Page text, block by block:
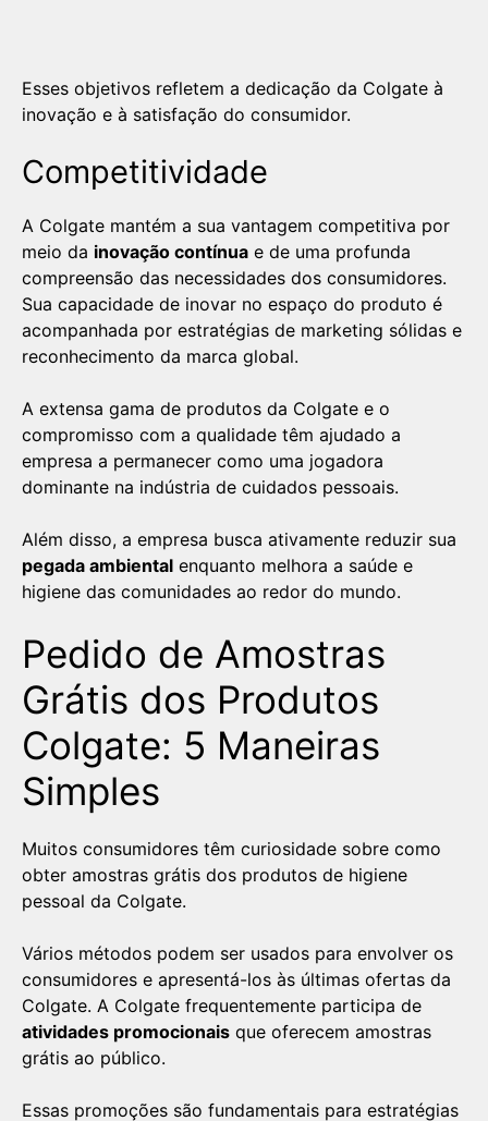
Esses objetivos refletem a dedicação da Colgate à
inovação e à satisfação do consumidor.
Competitividade
A Colgate mantém a sua vantagem competitiva por
meio da inovação contínua e de uma profunda
compreensão das necessidades dos consumidores.
Sua capacidade de inovar no espaço do produto é
acompanhada por estratégias de marketing sólidas e
reconhecimento da marca global.
A extensa gama de produtos da Colgate e o
compromisso com a qualidade têm ajudado a
empresa a permanecer como uma jogadora
dominante na indústria de cuidados pessoais.
Além disso, a empresa busca ativamente reduzir sua
pegada ambiental enquanto melhora a saúde e
higiene das comunidades ao redor do mundo.
Pedido de Amostras
Grátis dos Produtos
Colgate: 5 Maneiras
Simples
Muitos consumidores têm curiosidade sobre como
obter amostras grátis dos produtos de higiene
pessoal da Colgate.
Vários métodos podem ser usados para envolver os
consumidores e apresentá-los às últimas ofertas da
Colgate. A Colgate frequentemente participa de
atividades promocionais que oferecem amostras
grátis ao público.
Essas promoções são fundamentais para estratégias